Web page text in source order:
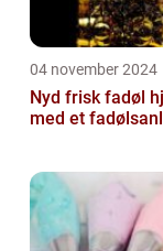
04 november 2024
Nyd frisk fadøl
med et